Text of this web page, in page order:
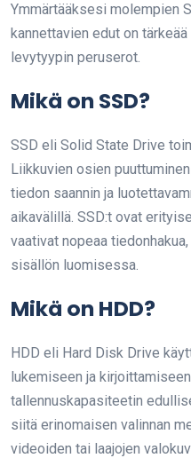
Ymmärtääksesi molempien
kannettavien edut on
levytyypin peruserot.
Mikä on SSD?
SSD eli Solid State Drive
Liikkuvien osien
tiedon saannin ja
aikavälillä. SSD:t ovat
vaativat nopeaa
sisällön luomisessa.
Mikä on HDD?
HDD eli Hard Disk Drive
lukemiseen ja
tallennuskapasiteetin
siitä erinomaisen valinnan
videoiden tai laajojen